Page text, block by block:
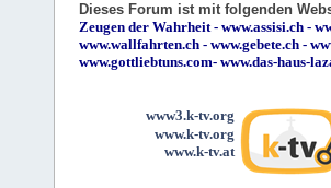
Dieses Forum ist mit folgenden
Zeugen der Wahrheit- www.assisi.ch -
www.wallfahrten.ch - www.gebete.ch -
www.gottliebtuns.com- www.das-haus-
www3.k-tv.org
www.k-tv.org
www.k-tv.at